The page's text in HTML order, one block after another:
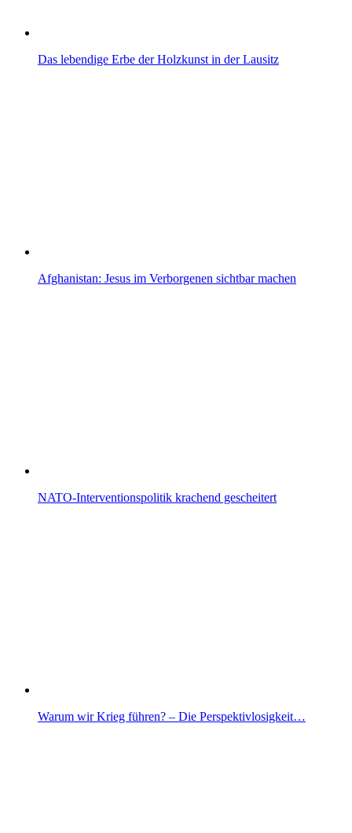
Das lebendige Erbe der Holzkunst in der Lausitz
Afghanistan: Jesus im Verborgenen sichtbar machen
NATO-Interventionspolitik krachend gescheitert
Warum wir Krieg führen? – Die Perspektivlosigkeit…